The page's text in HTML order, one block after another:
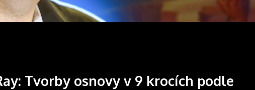
Tvorby osnovy v 9 krocích podle